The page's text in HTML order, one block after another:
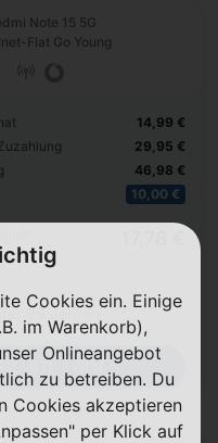
Note 15 5G
Flat Go Young
14,99 €
29,95 €
46,98 €
10,00 €
29 Jahren
Zum Tarif
Cookies ein. Einige
im Warenkorb),
Onlineangebot
zu betreiben. Du
Cookies akzeptieren
per Klick auf